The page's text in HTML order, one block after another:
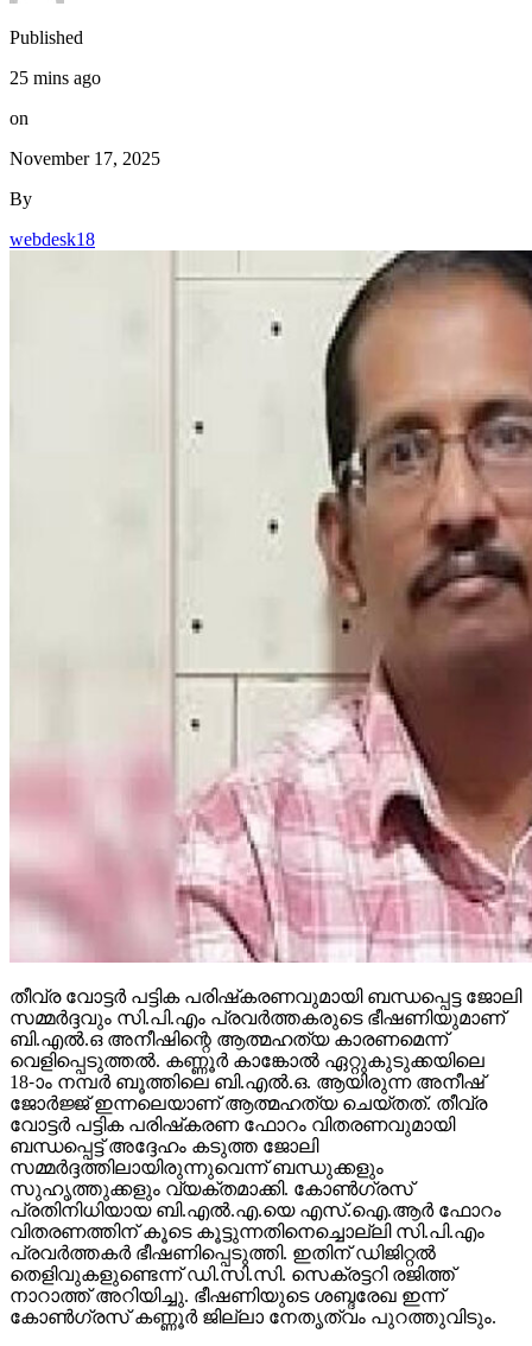
Published
25 mins ago
on
November 17, 2025
By
webdesk18
തീവ്ര വോട്ടര്‍ പട്ടിക പരിഷ്‌കരണവുമായി ബന്ധപ്പെട്ട ജോലി
സമ്മര്‍ദ്ദവും സി.പി.എം പ്രവര്‍ത്തകരുടെ ഭീഷണിയുമാണ്
ബി.എല്‍.ഒ അനീഷിന്റെ ആത്മഹത്യ കാരണമെന്ന്
വെളിപ്പെടുത്തല്‍. കണ്ണൂര്‍ കാങ്കോല്‍ ഏറ്റുകുടുക്കയിലെ
18-ാം നമ്പര്‍ ബൂത്തിലെ ബി.എല്‍.ഒ. ആയിരുന്ന അനീഷ്
ജോര്‍ജ്ജ് ഇന്നലെയാണ് ആത്മഹത്യ ചെയ്തത്. തീവ്ര
വോട്ടര്‍ പട്ടിക പരിഷ്‌കരണ ഫോറം വിതരണവുമായി
ബന്ധപ്പെട്ട് അദ്ദേഹം കടുത്ത ജോലി
സമ്മര്‍ദ്ദത്തിലായിരുന്നുവെന്ന് ബന്ധുക്കളും
സുഹൃത്തുക്കളും വ്യക്തമാക്കി. കോണ്‍ഗ്രസ്
പ്രതിനിധിയായ ബി.എല്‍.എ.യെ എസ്.ഐ.ആര്‍ ഫോറം
വിതരണത്തിന് കൂടെ കൂട്ടുന്നതിനെച്ചൊല്ലി സി.പി.എം
പ്രവര്‍ത്തകര്‍ ഭീഷണിപ്പെടുത്തി. ഇതിന് ഡിജിറ്റല്‍
തെളിവുകളുണ്ടെന്ന് ഡി.സി.സി. സെക്രട്ടറി രജിത്ത്
നാറാത്ത് അറിയിച്ചു. ഭീഷണിയുടെ ശബ്ദരേഖ ഇന്ന്
കോണ്‍ഗ്രസ് കണ്ണൂര്‍ ജില്ലാ നേതൃത്വം പുറത്തുവിടും.